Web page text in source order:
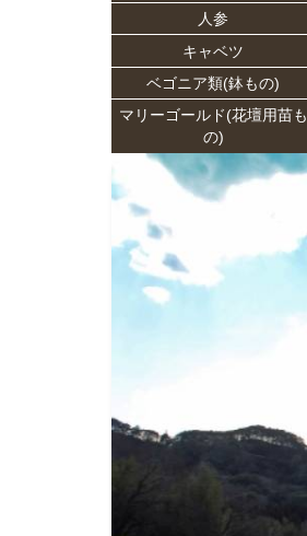
人参
キャベツ
ベゴニア類(鉢もの)
マリーゴールド(花壇用苗も
の)